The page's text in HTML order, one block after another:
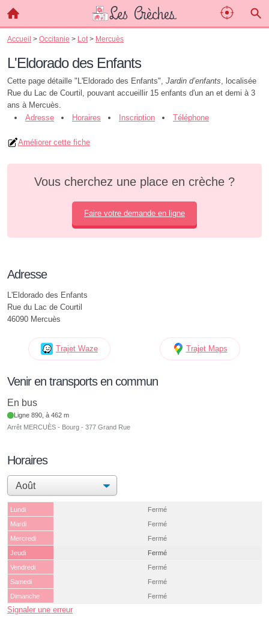
Accueil > Occitanie > Lot > Mercuès
L'Eldorado des Enfants
Cette page détaille "L'Eldorado des Enfants", Jardin d’enfants, localisée
Rue du Lac de Courtil, pouvant accueillir 15 enfants d'un an et demi à 3
ans à Mercuès.
Adresse
Horaires Inscription Téléphone
Améliorer cette fiche
Vous cherchez une place en crèche ?
Faire votre demande en ligne
Adresse
L'Eldorado des Enfants
Rue du Lac de Courtil
46090 Mercuès
Trajet Waze Trajet Maps
Venir en transports en commun
En bus
Ligne 890, à 462 m
Arrêt MERCUÈS - Bourg - 377 Grand Rue
Horaires
Lundi
Fermé
Mardi
Fermé
Mercredi
Fermé
Jeudi
Fermé
Vendredi
Fermé
Samedi
Fermé
Dimanche
Fermé
Signaler une erreur